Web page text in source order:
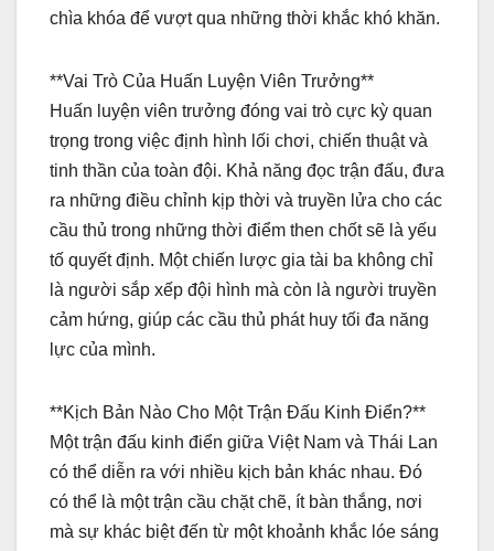
chìa khóa để vượt qua những thời khắc khó khăn.
**Vai Trò Của Huấn Luyện Viên Trưởng**
Huấn luyện viên trưởng đóng vai trò cực kỳ quan
trọng trong việc định hình lối chơi, chiến thuật và
tinh thần của toàn đội. Khả năng đọc trận đấu, đưa
ra những điều chỉnh kịp thời và truyền lửa cho các
cầu thủ trong những thời điểm then chốt sẽ là yếu
tố quyết định. Một chiến lược gia tài ba không chỉ
là người sắp xếp đội hình mà còn là người truyền
cảm hứng, giúp các cầu thủ phát huy tối đa năng
lực của mình.
**Kịch Bản Nào Cho Một Trận Đấu Kinh Điển?**
Một trận đấu kinh điển giữa Việt Nam và Thái Lan
có thể diễn ra với nhiều kịch bản khác nhau. Đó
có thể là một trận cầu chặt chẽ, ít bàn thắng, nơi
mà sự khác biệt đến từ một khoảnh khắc lóe sáng